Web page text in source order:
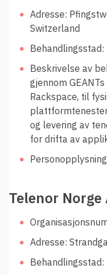
Adresse:
Switzerland
Behandlingsstad:
Beskrivelse av
gjennom
Rackspace, til
og levering av
for drifta av
Telenor Norge
Adresse:
Behandlingsstad: